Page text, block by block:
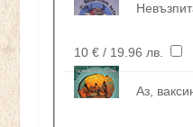
10 € / 19.96 лв.
Аз,